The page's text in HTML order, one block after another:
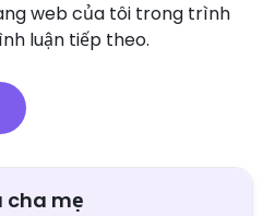
web của tôi trong trình
luận tiếp theo.
cha mẹ